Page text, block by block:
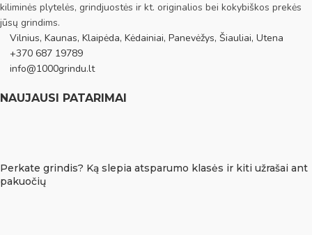
kiliminės plytelės, grindjuostės ir kt. originalios bei kokybiškos prekės
jūsų grindims.
Vilnius, Kaunas, Klaipėda, Kėdainiai, Panevėžys, Šiauliai, Utena
+370 687 19789
info@1000grindu.lt
NAUJAUSI PATARIMAI
Perkate grindis? Ką slepia atsparumo klasės ir kiti užrašai ant
pakuočių